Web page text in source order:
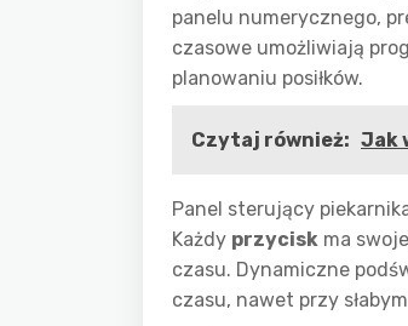
panelu numerycznego,
czasowe umożliwiają
planowaniu posiłków.
Czytaj również: Jak
Panel sterujący
Każdy przycisk ma
czasu. Dynamiczne
czasu, nawet przy